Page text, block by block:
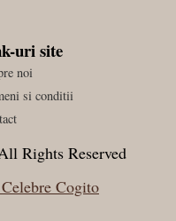
uri site
noi
si conditii
Rights Reserved
Cogito